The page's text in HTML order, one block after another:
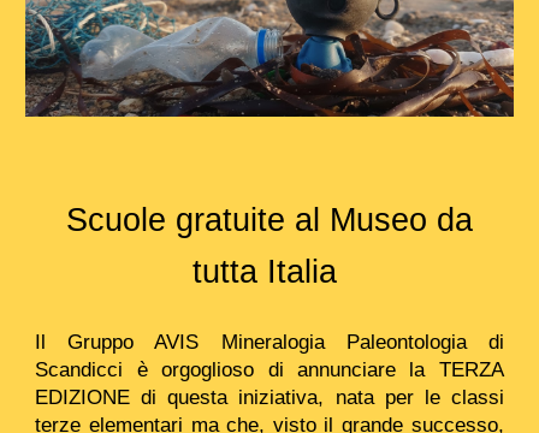
Scuole gratuite al Museo da
tutta Italia
Il Gruppo AVIS Mineralogia Paleontologia di
Scandicci è orgoglioso di annunciare la TERZA
EDIZIONE di questa iniziativa, nata per le classi
terze elementari ma che, visto il grande successo,